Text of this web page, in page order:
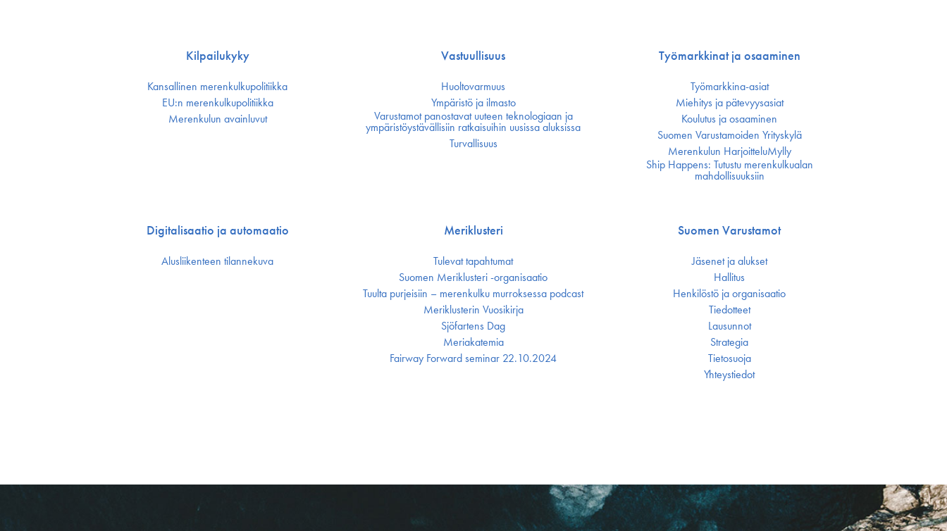
Kilpailukyky
Kansallinen merenkulku­politiikka
EU:n merenkulku­politiikka
Merenkulun avainluvut
Vastuullisuus
Huoltovarmuus
Ympäristö ja ilmasto
Varustamot panostavat uuteen teknologiaan ja
ympäristöystävällisiin ratkaisuihin uusissa aluksissa
Turvallisuus
Työmarkkinat ja osaaminen
Työmarkkina-asiat
Miehitys ja pätevyys­asiat
Koulutus ja osaaminen
Suomen Varustamoiden Yrityskylä
Merenkulun HarjoitteluMylly
Ship Happens: Tutustu merenkulkualan
mahdollisuuksiin
Digitalisaatio ja automaatio
Alusliikenteen tilannekuva
Meriklusteri
Tulevat tapahtumat
Suomen Meriklusteri -organisaatio
Tuulta purjeisiin – merenkulku murroksessa podcast
Meriklusterin Vuosikirja
Sjöfartens Dag
Meriakatemia
Fairway Forward seminar 22.10.2024
Suomen Varustamot
Jäsenet ja alukset
Hallitus
Henkilöstö ja organisaatio
Tiedotteet
Lausunnot
Strategia
Tietosuoja
Yhteystiedot